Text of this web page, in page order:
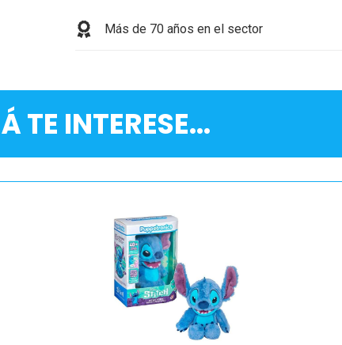
Más de 70 años en el sector
TE INTERESE...